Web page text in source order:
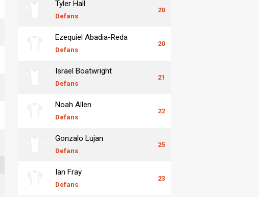
Tyler Hall
Defans
20
Ezequiel Abadia-Reda
Defans
20
Israel Boatwright
Defans
21
Noah Allen
Defans
22
Gonzalo Lujan
Defans
25
Ian Fray
Defans
23